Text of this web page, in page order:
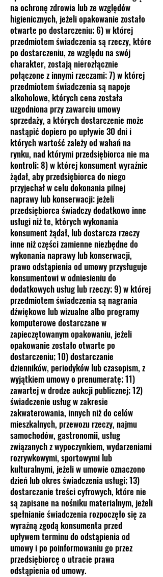
na ochronę zdrowia lub ze względów
higienicznych, jeżeli opakowanie zostało
otwarte po dostarczeniu; 6) w której
przedmiotem świadczenia są rzeczy, które
po dostarczeniu, ze względu na swój
charakter, zostają nierozłącznie
połączone z innymi rzeczami; 7) w której
przedmiotem świadczenia są napoje
alkoholowe, których cena została
uzgodniona przy zawarciu umowy
sprzedaży, a których dostarczenie może
nastąpić dopiero po upływie 30 dni i
których wartość zależy od wahań na
rynku, nad którymi przedsiębiorca nie ma
kontroli; 8) w której konsument wyraźnie
żądał, aby przedsiębiorca do niego
przyjechał w celu dokonania pilnej
naprawy lub konserwacji; jeżeli
przedsiębiorca świadczy dodatkowo inne
usługi niż te, których wykonania
konsument żądał, lub dostarcza rzeczy
inne niż części zamienne niezbędne do
wykonania naprawy lub konserwacji,
prawo odstąpienia od umowy przysługuje
konsumentowi w odniesieniu do
dodatkowych usług lub rzeczy; 9) w której
przedmiotem świadczenia są nagrania
dźwiękowe lub wizualne albo programy
komputerowe dostarczane w
zapieczętowanym opakowaniu, jeżeli
opakowanie zostało otwarte po
dostarczeniu; 10) dostarczanie
dzienników, periodyków lub czasopism, z
wyjątkiem umowy o prenumeratę; 11)
zawartej w drodze aukcji publicznej; 12)
świadczenie usług w zakresie
zakwaterowania, innych niż do celów
mieszkalnych, przewozu rzeczy, najmu
samochodów, gastronomii, usług
związanych z wypoczynkiem, wydarzeniami
rozrywkowymi, sportowymi lub
kulturalnymi, jeżeli w umowie oznaczono
dzień lub okres świadczenia usługi; 13)
dostarczanie treści cyfrowych, które nie
są zapisane na nośniku materialnym, jeżeli
spełnianie świadczenia rozpoczęło się za
wyraźną zgodą konsumenta przed
upływem terminu do odstąpienia od
umowy i po poinformowaniu go przez
przedsiębiorcę o utracie prawa
odstąpienia od umowy.